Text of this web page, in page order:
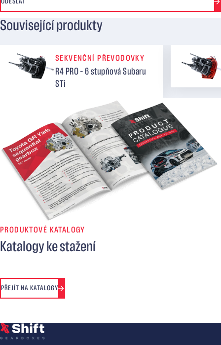
Související produkty
SEKVENČNÍ PŘEVODOVKY
R4 PRO – 6 stupňová Subaru
STi
PRODUKTOVÉ KATALOGY
Katalogy ke stažení
PŘEJÍT NA KATALOGY